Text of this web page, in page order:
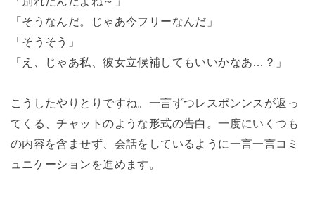
「そうなんだ。じゃあ今フリーなんだ」
「そうそう」
「え、じゃあ私、彼女立候補してもいいかなあ…？」
こうしたやりとりですね。一言ずつレスポンンスが返っ
てくる、チャットのような形式の告白。一度にいくつも
の内容を含ませず、会話をしているように一言一言コミ
ュニケーションを進めます。